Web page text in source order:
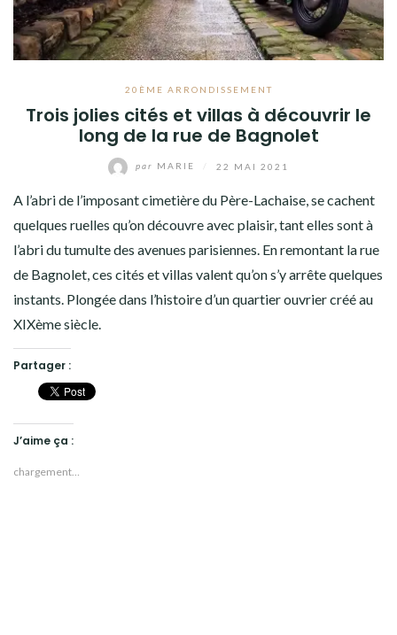
20ÈME ARRONDISSEMENT
Trois jolies cités et villas à découvrir le
long de la rue de Bagnolet
par MARIE 22 MAI 2021
A l’abri de l’imposant cimetière du Père-Lachaise, se cachent
quelques ruelles qu’on découvre avec plaisir, tant elles sont à
l’abri du tumulte des avenues parisiennes. En remontant la rue
de Bagnolet, ces cités et villas valent qu’on s’y arrête quelques
instants. Plongée dans l’histoire d’un quartier ouvrier créé au
XIXème siècle.
Partager :
J’aime ça :
chargement…